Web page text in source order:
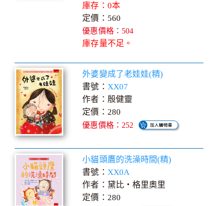
庫存：0本
定價：560
優惠價格：504
庫存量不足。
外婆變成了老娃娃(精)
書號： XX07
作者：殷健靈
定價：280
優惠價格：252
小貓頭鷹的洗澡時間(精)
書號： XX0A
作者：黛比‧格里奧里
定價：280